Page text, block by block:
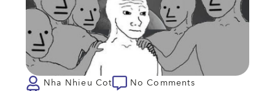
Nha Nhieu Cot
No Comments